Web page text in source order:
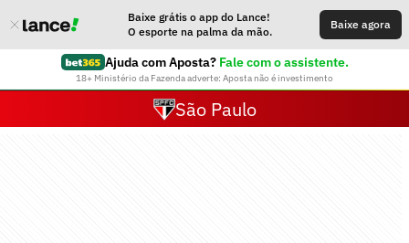
Baixe grátis o app do Lance!
O esporte na palma da mão.
Baixe agora
Ajuda com Aposta? Fale com o assistente.
18+ Ministério da Fazenda adverte: Aposta não é investimento
São Paulo